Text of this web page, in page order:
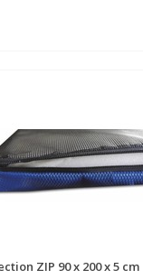
ZIP 90 x 200 x 5 cm